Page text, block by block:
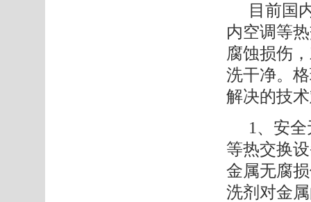
目前国
内空调等
腐蚀损伤
洗干净。
解决的技
1、 安
等热交换
金属无腐
洗剂对金